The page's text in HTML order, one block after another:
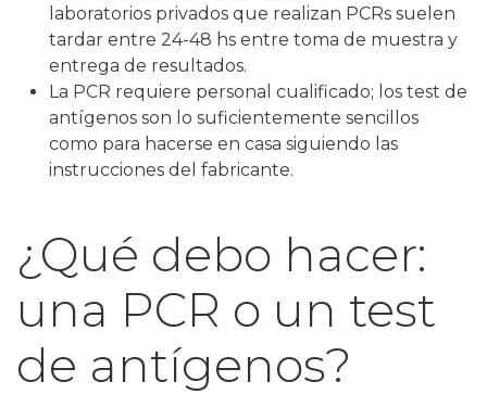
laboratorios privados que realizan PCRs suelen
tardar entre 24-48 hs entre toma de muestra y
entrega de resultados.
La PCR requiere personal cualificado; los test de
antígenos son lo suficientemente sencillos
como para hacerse en casa siguiendo las
instrucciones del fabricante.
¿Qué debo hacer:
una PCR o un test
de antígenos?